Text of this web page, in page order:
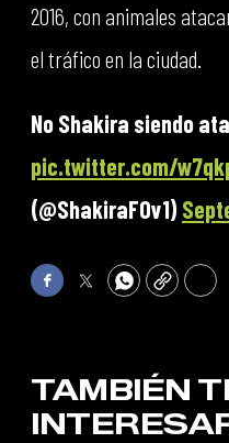
2016, con animales
el tráfico en la ciudad.
No Shakira siendo
pic.twitter.com/
(@ShakiraFOv1)
FacebookTwitterWhatsApp
Copy Print
TAMBIÉN